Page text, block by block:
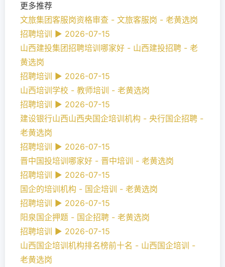
更多推荐
文旅集团客服岗资格审查 - 文旅客服岗 - 老黄选岗
招聘培训 ► 2026-07-15
山西建投集团招聘培训哪家好 - 山西建投招聘 - 老
黄选岗
招聘培训 ► 2026-07-15
山西培训学校 - 教师培训 - 老黄选岗
招聘培训 ► 2026-07-15
建设银行山西山西央国企培训机构 - 央行国企招聘 -
老黄选岗
招聘培训 ► 2026-07-15
晋中国投培训哪家好 - 晋中培训 - 老黄选岗
招聘培训 ► 2026-07-15
国企的培训机构 - 国企培训 - 老黄选岗
招聘培训 ► 2026-07-15
阳泉国企押题 - 国企招聘 - 老黄选岗
招聘培训 ► 2026-07-15
山西国企培训机构排名榜前十名 - 山西国企培训 -
老黄选岗